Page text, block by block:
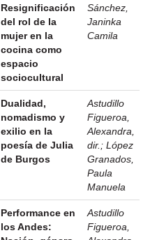
Resignificación
del rol de la
mujer en la
cocina como
espacio
sociocultural
Sánchez,
Janinka
Camila
Dualidad,
nomadismo y
exilio en la
poesía de Julia
de Burgos
Astudillo
Figueroa,
Alexandra,
dir. ; López
Granados,
Paula
Manuela
Performance en
los Andes:
Astudillo
Figueroa,